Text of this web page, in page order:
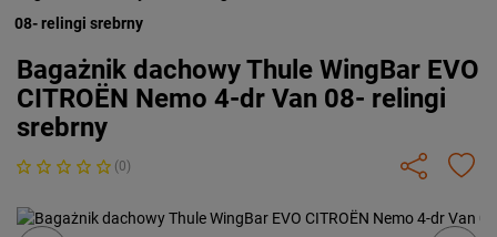
08- relingi srebrny
Bagażnik dachowy Thule WingBar EVO
CITROËN Nemo 4-dr Van 08- relingi
srebrny
(0)
Previous Next